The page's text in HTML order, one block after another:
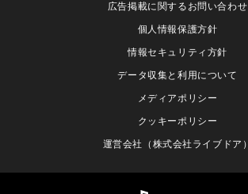
広告掲載に関するお問い合わせ
個人情報保護方針
情報セキュリティ方針
データ収集と利用について
メディアポリシー
クッキーポリシー
運営会社（株式会社ライブドア）